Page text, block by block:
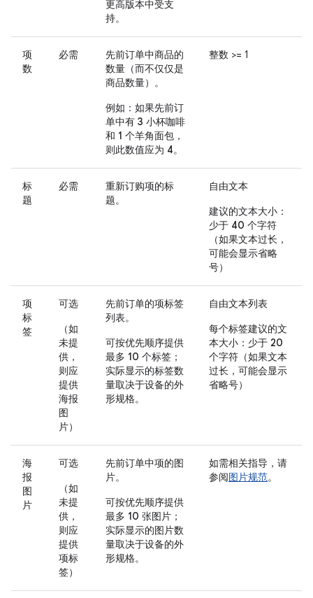
更高版本中受支
持。
项
数
必需
先前订单中商品的
数量（而不仅仅是
商品数量）。
例如：如果先前订
单中有 3 小杯咖啡
和 1 个羊角面包，
则此数值应为 4。
整数 >= 1
标
题
必需
重新订购项的标
题。
自由文本
建议的文本大小：
少于 40 个字符
（如果文本过长，
可能会显示省略
号）
项
标
签
可选
（如
未提
供，
则应
提供
海报
图
片）
先前订单的项标签
列表。
可按优先顺序提供
最多 10 个标签；
实际显示的标签数
量取决于设备的外
形规格。
自由文本列表
每个标签建议的文
本大小：少于 20
个字符 （如果文本
过长，可能会显示
省略号）
海
报
图
片
可选
（如
未提
供，
则应
提供
项标
签）
先前订单中项的图
片。
可按优先顺序提供
最多 10 张图片；
实际显示的图片数
量取决于设备的外
形规格。
如需相关指导，请
参阅图片规范。